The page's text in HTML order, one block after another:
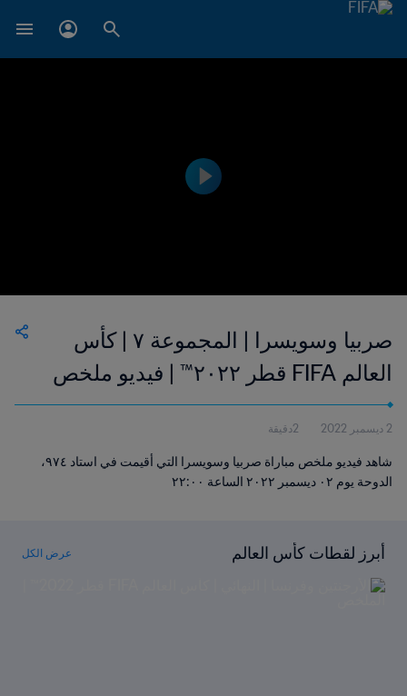
صربيا وسويسرا | المجموعة ٧ | كأس
العالم FIFA قطر ٢٠٢٢™ | فيديو ملخص
2 ديسمبر 2022 2دقيقة
شاهد فيديو ملخص مباراة صربيا وسويسرا التي أقيمت في استاد ٩٧٤،
الدوحة يوم ٠٢ ديسمبر ٢٠٢٢ الساعة ٢٢:٠٠
أبرز لقطات كأس العالم عرض الكل